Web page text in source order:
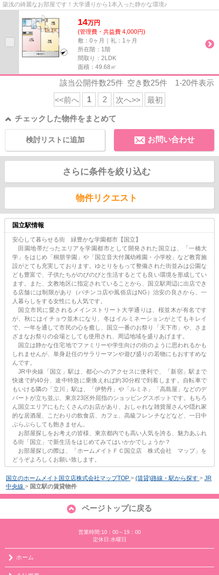
築浅の綺麗なお部屋です！大学通りから1本入った静かな環境♪
14万円
(管理費・共益費 4,000円)
敷：0ヶ月｜礼：1ヶ月
所在階：1階
間取り：2LDK
面積：49.68㎡
該当公開件数25件 空き数25件 1-20件表示
<<前へ 1 2 次へ>> 最初
チェックした物件をまとめて
お問い合わせ
検討リストに追加
さらに条件を絞り込む
物件リクエスト
国立駅情報
安心して暮らせる街 緑豊かな学園都市【国立】
田園地帯だったエリアを学園都市として開発された国立は、「一橋大
学」をはじめ「桐朋学園」や「国立音大付属幼稚園・小学校」など教育施
設がとても充実しております。ゆとりをもって整備された街並みは公園な
ども豊富で、子供たちがのびのびと生活するとても良い環境を形成してい
ます。また、文教地区に指定されていることから、国立駅周辺に出店でき
る店舗には制限があり（パチンコ店や風俗店はNG）治安の良さから、一
人暮らしをする女性にも人気です。
国立市民に愛されるメインストリート大学通りは、桜並木が有名です
が、秋にはイチョウ並木になり、冬はイルミネーションがとてもキレイ
で、一年を通して市民の心を癒し、国立一番のお祭り「天下市」や、さま
ざまなお祭りの会場としても使用され、周辺地域を盛りあげます。
国立は静かな住宅地でファミリーや学生向けの街のように思われるかも
しれませんが、単身赴任のサラリーマンや遊び盛りの若物にもおすすめな
んです。
JR中央線「国立」駅は、都心へのアクセスに便利で、「新宿」駅まで
快速で約40分、途中特急に乗換えれば約30分程で到着します。自転車で
もいける隣の「立川」駅は、「伊勢丹」や「ルミネ」「高島屋」などのデ
パートが立ち並ぶ、東京23区外屈指のショッピングスポットです。もちろ
ん国立エリアにもたくさんのお店があり、おしゃれな雑貨屋さんや隠れ家
的な居酒屋、こだわりの飲食店、カフェ、高級フレンチなどなど、一日中
ぶらぶらしても飽きません。
お部屋探しをお考えの皆様、東京都内でも高い人気を誇る、魅力あふれ
る街「国立」で新生活をはじめてみてはいかかでしょうか？
お部屋探しの際は、「ホームメイトＦＣ国立店 株式会社 マップ」を
どうぞよろしくお願い致します。
国立のホームメイト国立店株式会社マップTOP > (賃貸)路線・駅から探す > JR
中央線 > 国立駅の賃貸物件
ページトップに戻る
営業時間:10：00～19：00
定休日:水曜日
ホーム